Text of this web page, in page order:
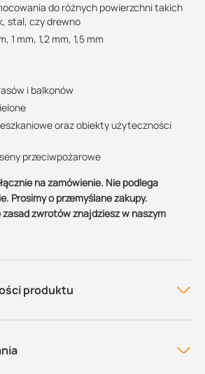
do różnych powierzchni takich
stal, czy drewno
1 mm, 1,2 mm, 1,5 mm
i balkonów
oraz obiekty użyteczności
przeciwpożarowe
na zamówienie. Nie podlega
Prosimy o przemyślane zakupy.
zwrotów znajdziesz w naszym
produktu